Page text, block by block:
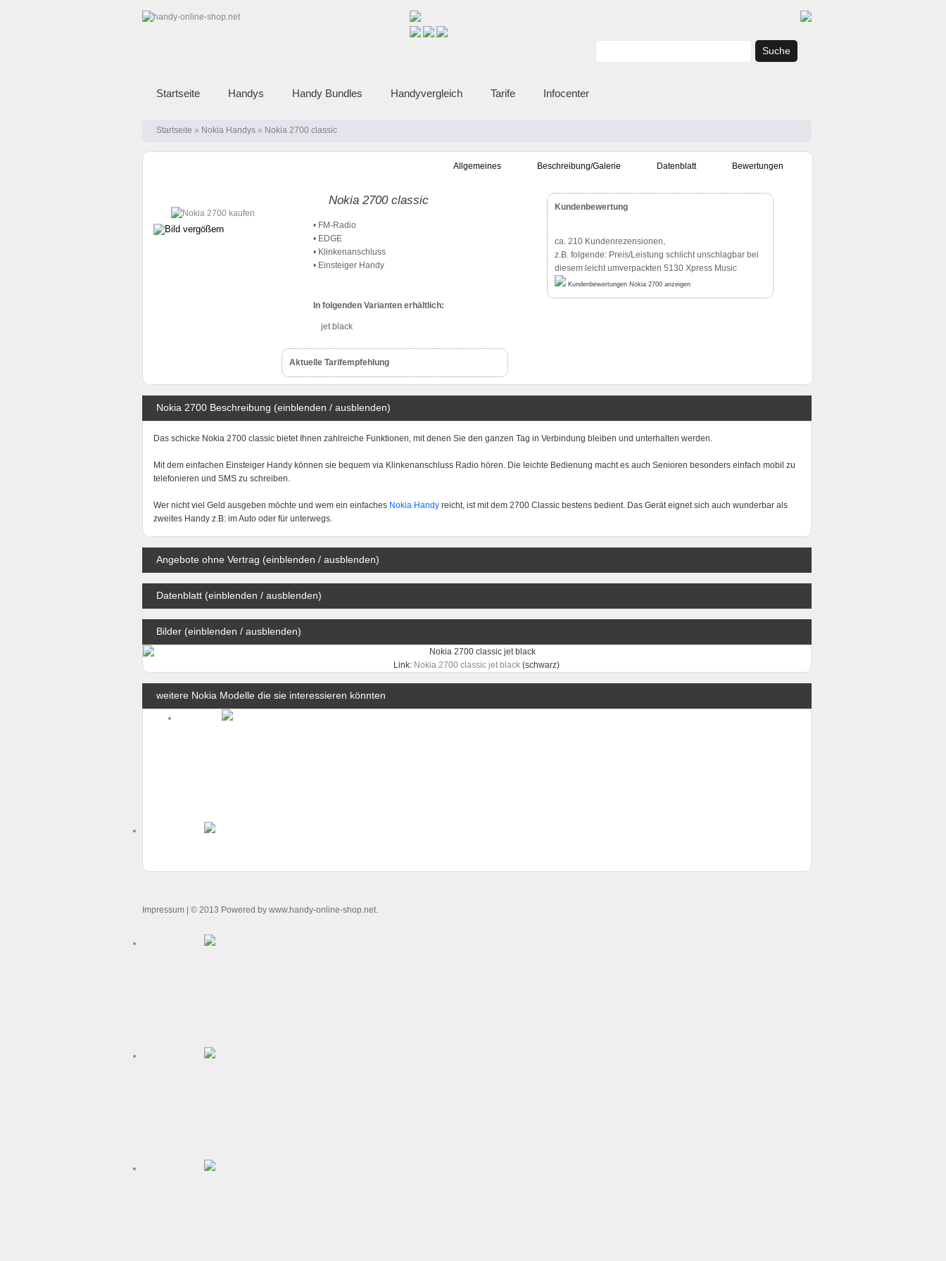
Suche
Startseite Handys Handy Bundles Handyvergleich Tarife Infocenter
Startseite » Nokia Handys» Nokia 2700 classic
Allgemeines Beschreibung/Galerie Datenblatt Bewertungen
Nokia 2700 classic
• FM-Radio
• EDGE
• Klinkenanschluss
• Einsteiger Handy
In folgenden Varianten erhältlich:
jet black
Kundenbewertung
ca. 210 Kundenrezensionen,
z.B. folgende: Preis/Leistung schlicht unschlagbar bei
diesem leicht umverpackten 5130 Xpress Music
Aktuelle Tarifempfehlung
Nokia 2700 Beschreibung (einblenden / ausblenden)
Das schicke Nokia 2700 classic bietet Ihnen zahlreiche Funktionen, mit denen Sie den ganzen Tag in Verbindung bleiben und unterhalten werden.
Mit dem einfachen Einsteiger Handy können sie bequem via Klinkenanschluss Radio hören. Die leichte Bedienung macht es auch Senioren besonders einfach mobil zu
telefonieren und SMS zu schreiben.
Wer nicht viel Geld ausgeben möchte und wem ein einfaches Nokia Handyreicht, ist mit dem 2700 Classic bestens bedient. Das Gerät eignet sich auch wunderbar als
zweites Handy z.B: im Auto oder für unterwegs.
Angebote ohne Vertrag (einblenden / ausblenden)
Datenblatt (einblenden / ausblenden)
Bilder (einblenden / ausblenden)
Link: Nokia 2700 classic jet black (schwarz)
weitere Nokia Modelle die sie interessieren könnten
Impressum| © 2013 Powered by www.handy-online-shop.net.